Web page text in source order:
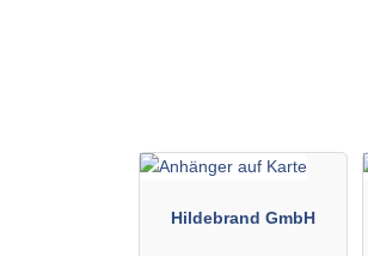
Hildebrand GmbH